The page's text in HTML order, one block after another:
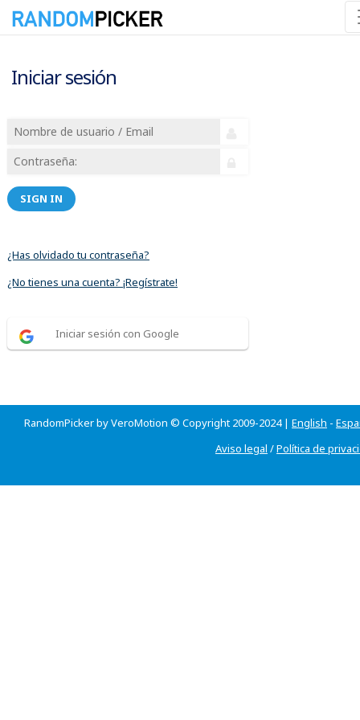
Iniciar sesión
SIGN IN
¿Has olvidado tu contraseña?
¿No tienes una cuenta? ¡Regístrate!
Iniciar sesión con Google
RandomPicker by VeroMotion © Copyright 2009-2024 | English -
Aviso legal /Política de